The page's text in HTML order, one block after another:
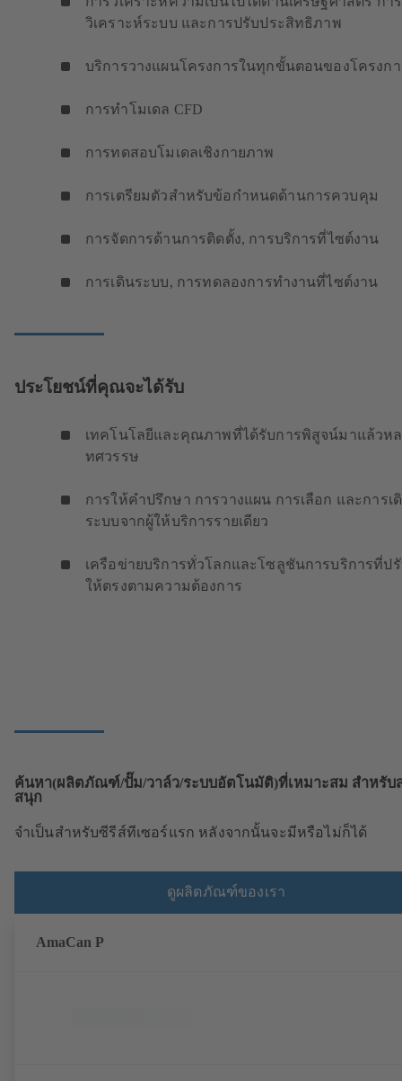
วิเคราะห์ระบบ และการปรับประสิทธิภาพ
บริการวางแผนโครงการในทุกขั้นตอนของโครงก
การทำโมเดล CFD
การทดสอบโมเดลเชิงกายภาพ
การเตรียมตัวสำหรับข้อกำหนดด้านการควบคุม
การจัดการด้านการติดตั้ง, การบริการที่ไซต์งาน
การเดินระบบ, การทดลองการทำงานที่ไซต์งาน
ประโยชน์ที่คุณจะได้รับ
เทคโนโลยีและคุณภาพที่ได้รับการพิสูจน์มาแล้วห
ทศวรรษ
การให้คำปรึกษา การวางแผน การเลือก และการเ
ระบบจากผู้ให้บริการรายเดียว
เครือข่ายบริการทั่วโลกและโซลูชันการบริการที่ป
ให้ตรงตามความต้องการ
ค้นหา(ผลิตภัณฑ์/ปั๊ม/วาล์ว/ระบบอัตโนมัติ)ที่เหมาะสม สำหรับ
สนุก
จำเป็นสำหรับซีรีส์ทีเซอร์แรก หลังจากนั้นจะมีหรือไม่ก็ได้
ดูผลิตภัณฑ์ของเรา
AmaCan P